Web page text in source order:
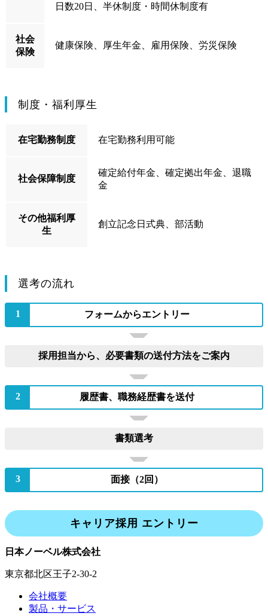
日数20日、半休制度・時間休制度有
社会
保険
健康保険、厚生年金、雇用保険、労災保険
制度・福利厚生
在宅勤務制度 在宅勤務利用可能
社会保障制度
確定給付年金、確定拠出年金、退職
金
その他福利厚
生
創立記念日式典、部活動
選考の流れ
1 フォームからエントリー
採用担当から、必要書類の送付方法をご案内
2 履歴書、職務経歴書を送付
書類選考
3 面接（2回）
キャリア採用 エントリー
日本ノーベル株式会社
東京都北区王子2-30-2
会社概要
製品・サービス